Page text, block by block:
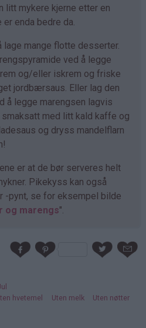
litt mykere kjerne etter en
enda bedre da.
mange flotte desserter.
ved å legge
og/eller iskrem og friske
jordbærsaus. Eller lag den
å legge marengsen lagvis
med litt kald kaffe og
og dryss mandelflarn
er at de bør serveres helt
Pikekyss kan også
-pynt, se for eksempel bilde
og marengs".
hvetemel Uten melk
Uten nøtter